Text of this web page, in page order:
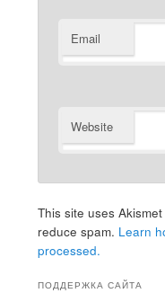
Email
Website
This site uses Akismet
reduce spam. Learn
processed.
ПОДДЕРЖКА САЙТА